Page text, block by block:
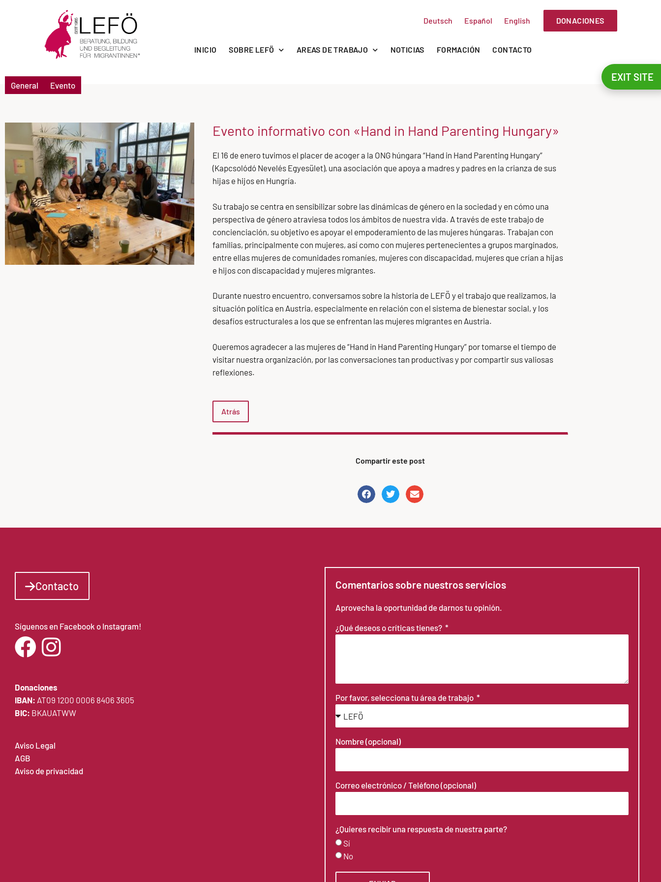
Deutsch Español English DONACIONES
INICIO SOBRE LEFÖ AREAS DE TRABAJO NOTICIAS FORMACIÓN CONTACTO
General Evento
Evento informativo con «Hand in Hand Parenting Hungary»
El 16 de enero tuvimos el placer de acoger a la ONG húngara “Hand in Hand Parenting Hungary”
(Kapcsolódó Nevelés Egyesület), una asociación que apoya a madres y padres en la crianza de sus
hijas e hijos en Hungría.
Su trabajo se centra en sensibilizar sobre las dinámicas de género en la sociedad y en cómo una
perspectiva de género atraviesa todos los ámbitos de nuestra vida. A través de este trabajo de
concienciación, su objetivo es apoyar el empoderamiento de las mujeres húngaras. Trabajan con
familias, principalmente con mujeres, así como con mujeres pertenecientes a grupos marginados,
entre ellas mujeres de comunidades romaníes, mujeres con discapacidad, mujeres que crían a hijas
e hijos con discapacidad y mujeres migrantes.
Durante nuestro encuentro, conversamos sobre la historia de LEFÖ y el trabajo que realizamos, la
situación política en Austria, especialmente en relación con el sistema de bienestar social, y los
desafíos estructurales a los que se enfrentan las mujeres migrantes en Austria.
Queremos agradecer a las mujeres de “Hand in Hand Parenting Hungary” por tomarse el tiempo de
visitar nuestra organización, por las conversaciones tan productivas y por compartir sus valiosas
reflexiones.
Atrás
Compartir este post
Contacto
Síguenos en Facebook o Instagram!
Donaciones
IBAN: AT09 1200 0006 8406 3605
BIC: BKAUATWW
Aviso Legal
AGB
Aviso de privacidad
Comentarios sobre nuestros servicios
Aprovecha la oportunidad de darnos tu opinión.
¿Qué deseos o críticas tienes?
Por favor, selecciona tu área de trabajo
Nombre (opcional)
Correo electrónico / Teléfono (opcional)
¿Quieres recibir una respuesta de nuestra parte?
Sí
No
EXIT SITE